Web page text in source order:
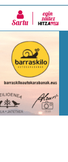
Sartu